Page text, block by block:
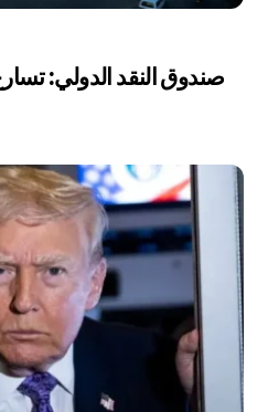
صندوق النقد الدولي: